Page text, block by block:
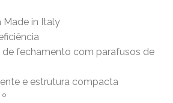
Made in Italy
fechamento com parafusos de
e estrutura compacta